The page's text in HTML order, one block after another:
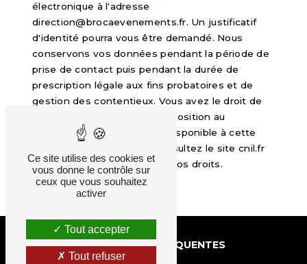
électronique à l'adresse
direction@brocaevenements.fr. Un justificatif
d'identité pourra vous être demandé. Nous
conservons vos données pendant la période de
prise de contact puis pendant la durée de
prescription légale aux fins probatoires et de
gestion des contentieux. Vous avez le droit de
vous inscrire sur la liste d'opposition au
démarchage téléphonique, disponible à cette
. Consultez le site cnil.fr
pour plus d’informations sur vos droits.
RECHERCHES FRÉQUENTES
Ce site utilise des cookies et
vous donne le contrôle sur
ceux que vous souhaitez
activer
Tout accepter
Tout refuser